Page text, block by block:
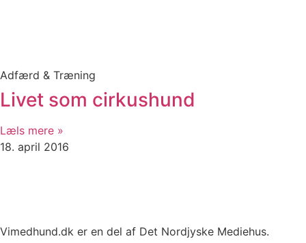
Adfærd & Træning
Livet som cirkushund
Læls mere »
18. april 2016
Vimedhund.dk er en del af Det Nordjyske Mediehus.